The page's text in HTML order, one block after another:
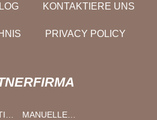
KONTAKTIERE UNS
PRIVACY POLICY
MANUELLE